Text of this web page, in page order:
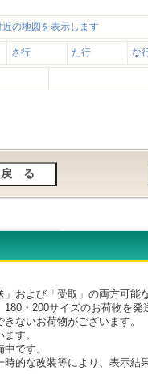
の地図を表示します
さ行 た行 な
および「受取」の両方可能
・200サイズのお荷物を発
いお荷物がございます。
す。
です。
的な改装等により、表示結